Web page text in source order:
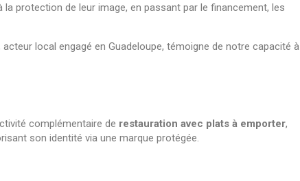
protection de leur image, en passant par le financement, les
acteur local engagé en Guadeloupe, témoigne de notre capacité à
complémentaire de restauration avec plats à emporter,
son identité via une marque protégée.